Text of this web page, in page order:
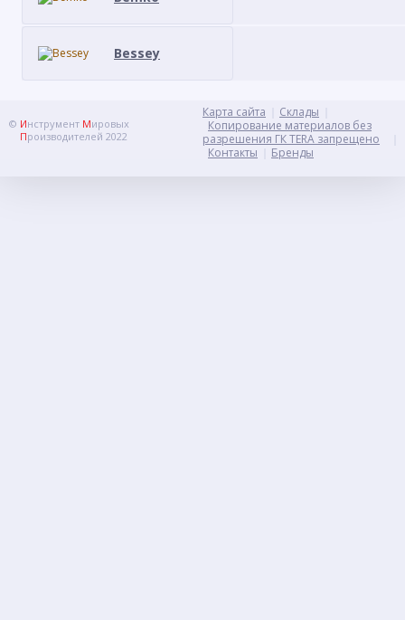
Bessey
© Инструмент Мировых
Производителей 2022
Карта сайта
Склады
Копирование материалов без
разрешения ГК TERA запрещено
Контакты
Бренды